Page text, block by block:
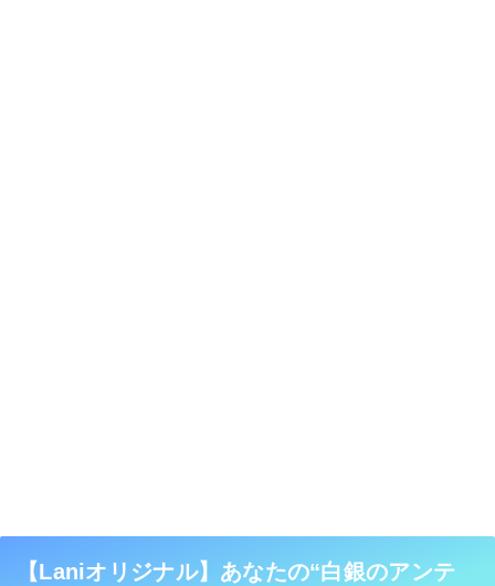
【Laniオリジナル】あなたの“白銀のアンテ